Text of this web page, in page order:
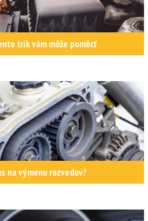
trik vám môže pomôcť
na výmenu rozvodov?